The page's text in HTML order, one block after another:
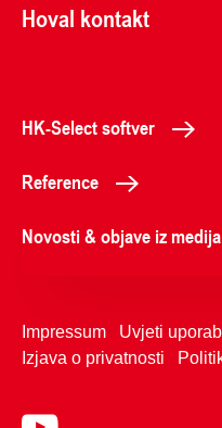
Hoval kontakt
HK-Select softver
Reference
Novosti & objave iz medija
Impressum Uvjeti
Izjava o privatnosti